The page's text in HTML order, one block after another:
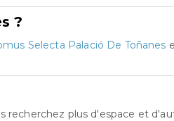
?
Selecta Palació De Toñanes
recherchez plus d'espace et